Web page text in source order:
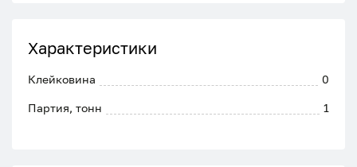
Характеристики
Клейковина 0
Партия, тонн 1